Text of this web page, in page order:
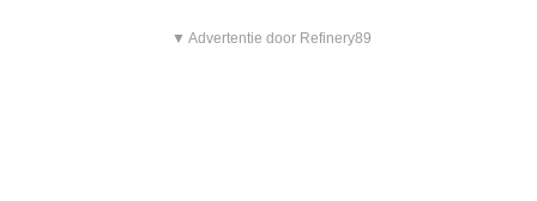
▼ Advertentie door Refinery89